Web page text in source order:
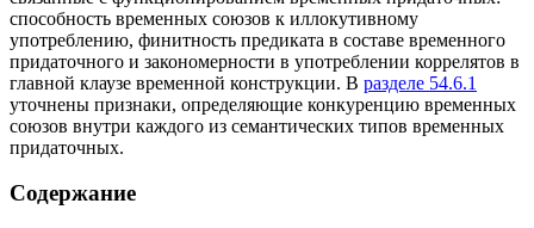
способность временных союзов к иллокутивному
употреблению, финитность предиката в составе временного
придаточного и закономерности в употреблении коррелятов в
главной клаузе временной конструкции. В разделе 54.6.1
уточнены признаки, определяющие конкуренцию временных
союзов внутри каждого из семантических типов временных
придаточных.
Содержание